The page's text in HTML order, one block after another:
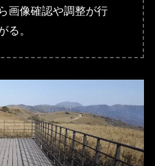
画像確認や調整が行
る。